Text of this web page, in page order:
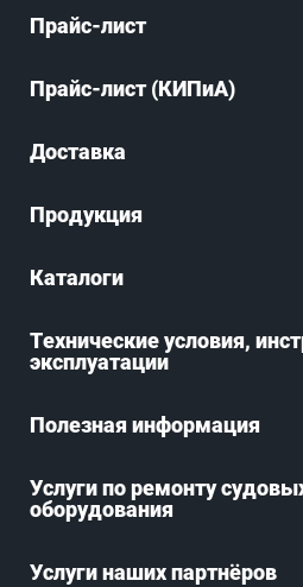
Прайс-лист
Прайс-лист (КИПиА)
Доставка
Продукция
Каталоги
Технические условия,
эксплуатации
Полезная информация
Услуги по ремонту
оборудования
Услуги наших партнёров